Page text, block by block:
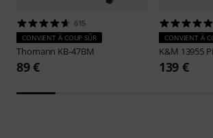
615
CONVIENT À COUP SÛR
Thomann KB-47BM
89 €
CONVIENT À
K&M 13955
139 €